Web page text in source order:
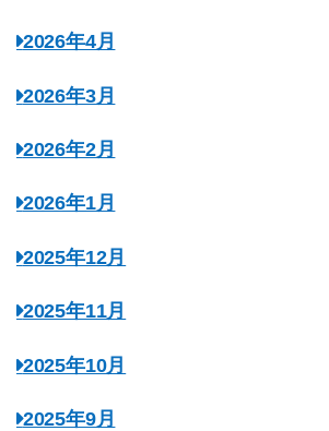
2026年4月
2026年3月
2026年2月
2026年1月
2025年12月
2025年11月
2025年10月
2025年9月